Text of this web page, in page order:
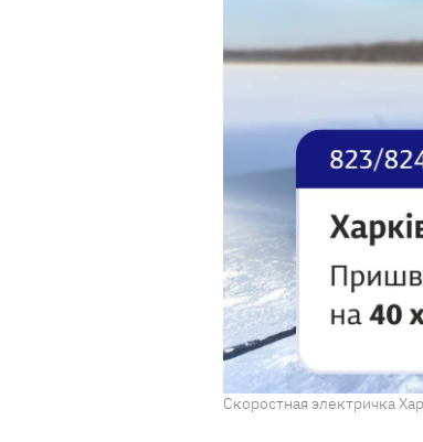
Скоростная электричка